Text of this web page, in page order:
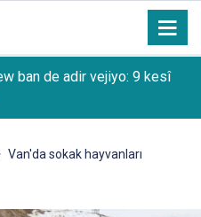
ban de adir vejiyo: 9 kesî
Van'da sokak hayvanları